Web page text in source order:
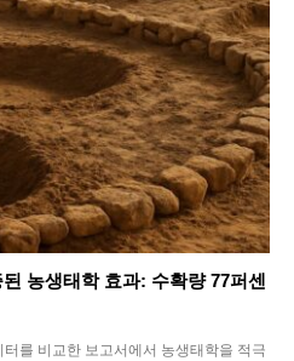
농생태학 효과: 수확량 77퍼센
를 비교한 보고서에서 농생태학을 적극